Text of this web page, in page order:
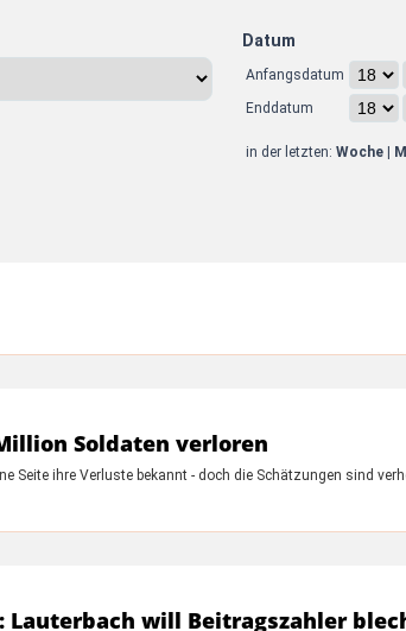
Datum
Anfangsdatum
Enddatum
in der letzten: Woche|
Soldaten verloren
Seite ihre Verluste bekannt - doch die Schätzungen sind
will Beitragszahler